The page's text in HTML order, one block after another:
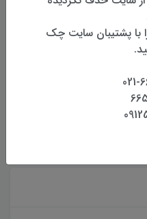
با پشتیبان سایت چک
021-